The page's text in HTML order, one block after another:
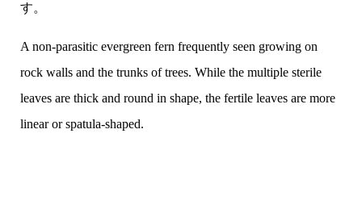
す。
A non-parasitic evergreen fern frequently seen growing on
rock walls and the trunks of trees. While the multiple sterile
leaves are thick and round in shape, the fertile leaves are more
linear or spatula-shaped.